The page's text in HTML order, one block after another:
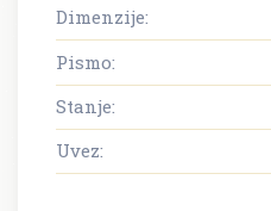
Dimenzije:
Pismo:
Stanje:
Uvez: